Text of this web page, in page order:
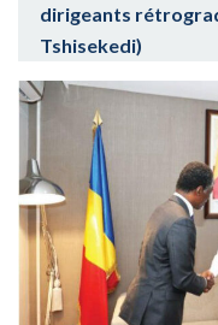
dirigeants
Tshisekedi)